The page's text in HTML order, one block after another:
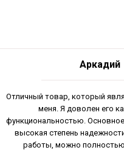
Аркадий
Отличный товар, который
меня. Я доволен его
функциональностью.
высокая степень
работы, можно